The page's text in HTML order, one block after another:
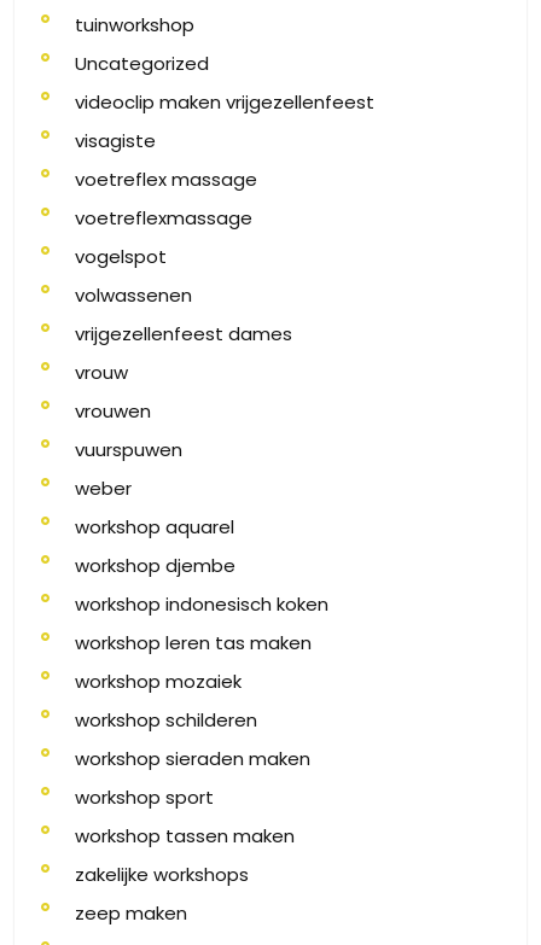
tuinworkshop
Uncategorized
videoclip maken vrijgezellenfeest
visagiste
voetreflex massage
voetreflexmassage
vogelspot
volwassenen
vrijgezellenfeest dames
vrouw
vrouwen
vuurspuwen
weber
workshop aquarel
workshop djembe
workshop indonesisch koken
workshop leren tas maken
workshop mozaiek
workshop schilderen
workshop sieraden maken
workshop sport
workshop tassen maken
zakelijke workshops
zeep maken